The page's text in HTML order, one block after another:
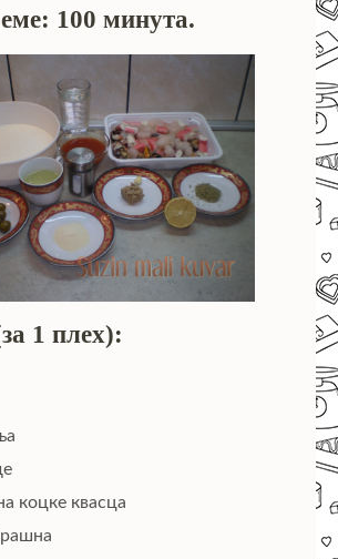
100 минута.
1 плех):
коцке квасца